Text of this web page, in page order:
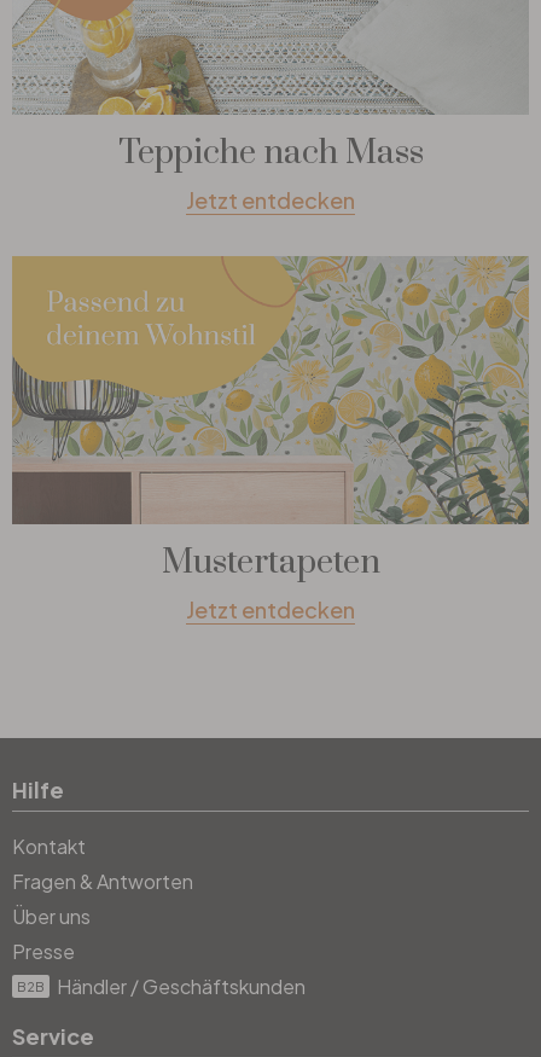
Teppiche nach Mass
Jetzt entdecken
Mustertapeten
Jetzt entdecken
Hilfe
Kontakt
Fragen & Antworten
Über uns
Presse
B2B Händler / Geschäftskunden
Service